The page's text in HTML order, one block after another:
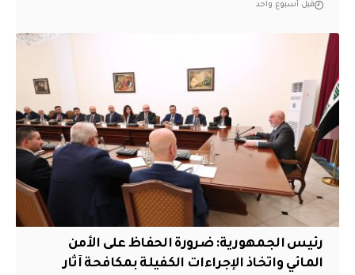
قبل أسبوع واحد
رئيس الجمهورية: ضرورة الحفاظ على الأمن
المائي واتخاذ الإجراءات الكفيلة بمكافحة آثار